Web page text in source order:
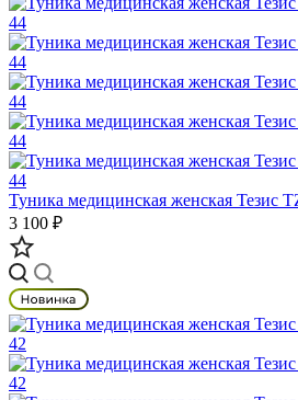
Туника медицинская женская Тезис
3 100 ₽